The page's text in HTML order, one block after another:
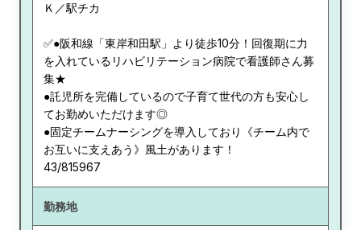
Ｋ／駅チカ
✅●阪和線「東岸和田駅」より徒歩10分！回復期に力
を入れているリハビリテーション病院で看護師さん募
集★
●託児所を完備しているので子育て世代の方も安心し
てお勤めいただけます◎
●固定チームナーシングを導入しており《チーム内で
お互いに支えあう》風土があります！
43/815967
勤務地